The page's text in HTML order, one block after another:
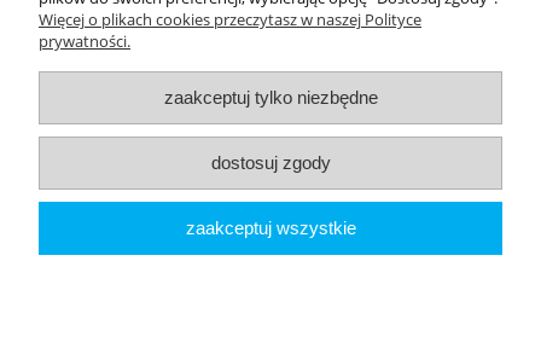
Popularne kategorie
Dive Factory 24-aleja 29 Listopada 165-
woj. małopolskie - NIP 9452184931
tel.12 418 39 59-sklep@divefactory24.pl
pokaż pełną wersję strony
Sklep internetowy Shoper.pl
Więcej o plikach cookies przeczytasz w naszej Polityce
prywatności.
zaakceptuj tylko niezbędne
dostosuj zgody
zaakceptuj wszystkie